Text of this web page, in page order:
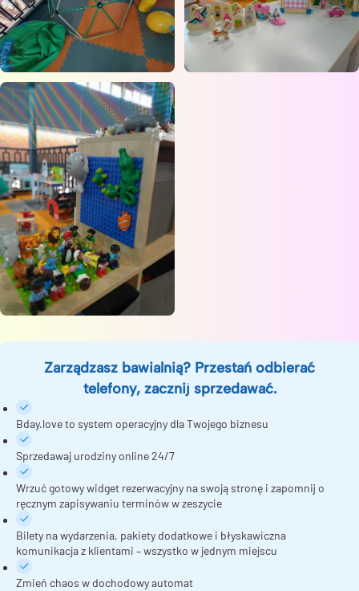
Zarządzasz bawialnią? Przestań odbierać
telefony, zacznij sprzedawać.
Bday.love to system operacyjny dla Twojego biznesu
Sprzedawaj urodziny online 24/7
Wrzuć gotowy widget rezerwacyjny na swoją stronę i zapomnij o
ręcznym zapisywaniu terminów w zeszycie
Bilety na wydarzenia, pakiety dodatkowe i błyskawiczna
komunikacja z klientami – wszystko w jednym miejscu
Zmień chaos w dochodowy automat